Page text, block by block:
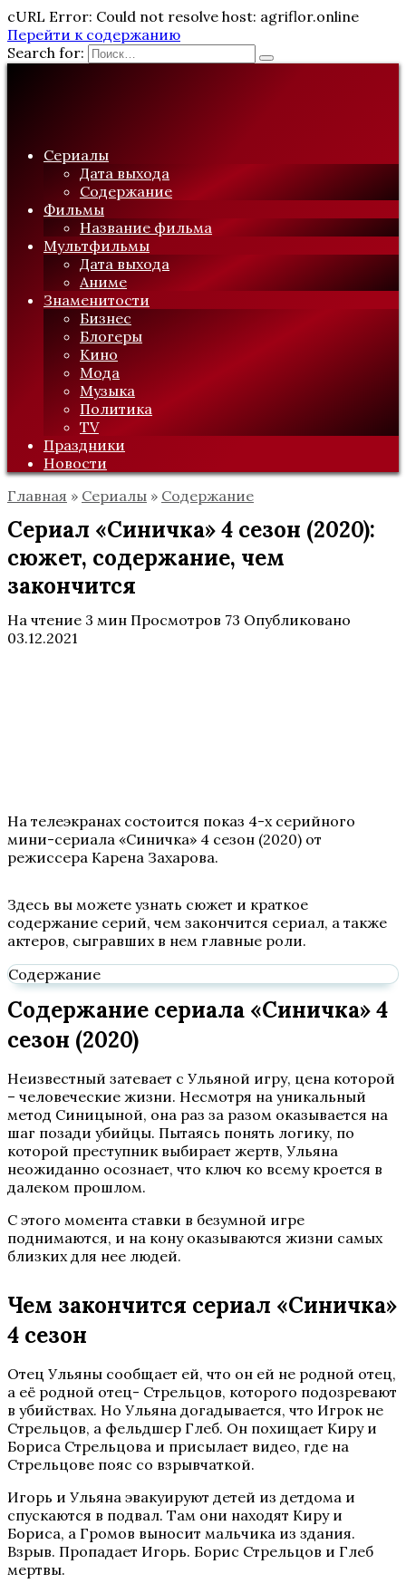
cURL Error: Could not resolve host: agriflor.online
Перейти к содержанию
Search for:
Сериалы
Дата выхода
Содержание
Фильмы
Название фильма
Мультфильмы
Дата выхода
Аниме
Знаменитости
Бизнес
Блогеры
Кино
Мода
Музыка
Политика
TV
Праздники
Новости
Главная » Сериалы » Содержание
Сериал «Синичка» 4 сезон (2020):
сюжет, содержание, чем
закончится
На чтение 3 мин Просмотров 73 Опубликовано
03.12.2021
На телеэкранах состоится показ 4-х серийного
мини-сериала «Синичка» 4 сезон (2020) от
режиссера Карена Захарова.
Здесь вы можете узнать сюжет и краткое
содержание серий, чем закончится сериал, а также
актеров, сыгравших в нем главные роли.
Содержание
Содержание сериала «Синичка» 4
сезон (2020)
Неизвестный затевает с Ульяной игру, цена которой
– человеческие жизни. Несмотря на уникальный
метод Синицыной, она раз за разом оказывается на
шаг позади убийцы. Пытаясь понять логику, по
которой преступник выбирает жертв, Ульяна
неожиданно осознает, что ключ ко всему кроется в
далеком прошлом.
С этого момента ставки в безумной игре
поднимаются, и на кону оказываются жизни самых
близких для нее людей.
Чем закончится сериал «Синичка»
4 сезон
Отец Ульяны сообщает ей, что он ей не родной отец,
а её родной отец- Стрельцов, которого подозревают
в убийствах. Но Ульяна догадывается, что Игрок не
Стрельцов, а фельдшер Глеб. Он похищает Киру и
Бориса Стрельцова и присылает видео, где на
Стрельцове пояс со взрывчаткой.
Игорь и Ульяна эвакуируют детей из детдома и
спускаются в подвал. Там они находят Киру и
Бориса, а Громов выносит мальчика из здания.
Взрыв. Пропадает Игорь. Борис Стрельцов и Глеб
мертвы.